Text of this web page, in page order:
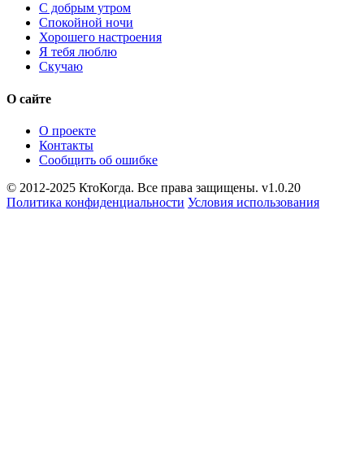
С добрым утром
Спокойной ночи
Хорошего настроения
Я тебя люблю
Скучаю
О сайте
О проекте
Контакты
Сообщить об ошибке
© 2012-2025 КтоКогда. Все права защищены. v1.0.20
Политика конфиденциальности Условия использования